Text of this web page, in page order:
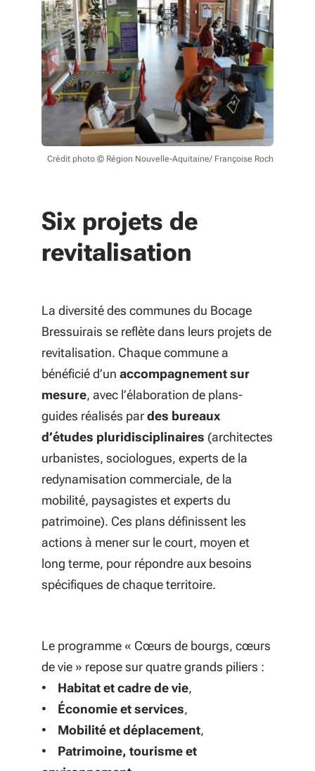
Crédit photo © Région Nouvelle-Aquitaine/ Françoise Roch
Six projets de
revitalisation
La diversité des communes du Bocage
Bressuirais se reflète dans leurs projets de
revitalisation. Chaque commune a
bénéficié d’un accompagnement sur
mesure, avec l’élaboration de plans-
guides réalisés pardes bureaux
d’études pluridisciplinaires (architectes
urbanistes, sociologues, experts de la
redynamisation commerciale, de la
mobilité, paysagistes et experts du
patrimoine). Ces plans définissent les
actions à mener sur le court, moyen et
long terme, pour répondre aux besoins
spécifiques de chaque territoire.
Le programme « Cœurs de bourgs, cœurs
de vie » repose sur quatre grands piliers :
• Habitat et cadre de vie,
• Économie et services,
•
Mobilité et déplacement,
• Patrimoine, tourisme et